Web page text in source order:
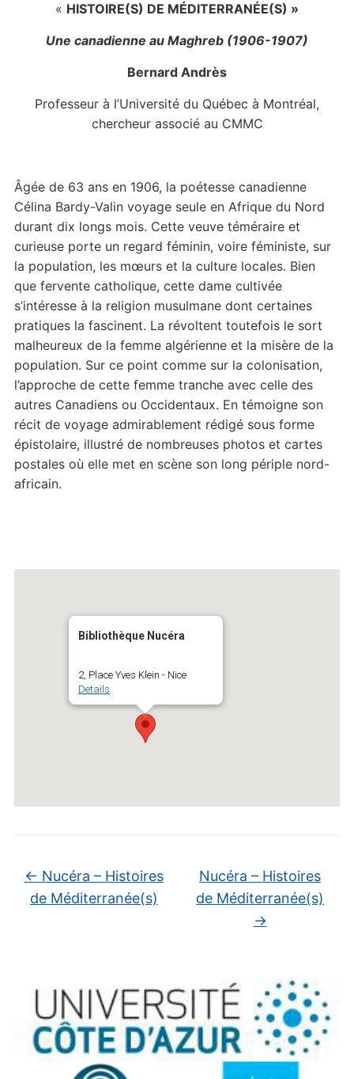
« HISTOIRE(S) DE MÉDITERRANÉE(S) »
Une canadienne au Maghreb (1906-1907)
Bernard Andrès
Professeur à l’Université du Québec à Montréal,
chercheur associé au CMMC
Âgée de 63 ans en 1906, la poétesse canadienne
Célina Bardy-Valin voyage seule en Afrique du Nord
durant dix longs mois. Cette veuve téméraire et
curieuse porte un regard féminin, voire féministe, sur
la population, les mœurs et la culture locales. Bien
que fervente catholique, cette dame cultivée
s’intéresse à la religion musulmane dont certaines
pratiques la fascinent. La révoltent toutefois le sort
malheureux de la femme algérienne et la misère de la
population. Sur ce point comme sur la colonisation,
l’approche de cette femme tranche avec celle des
autres Canadiens ou Occidentaux. En témoigne son
récit de voyage admirablement rédigé sous forme
épistolaire, illustré de nombreuses photos et cartes
postales où elle met en scène son long périple nord-
africain.
Bibliothèque Nucéra
2, Place Yves Klein - Nice
Details
← Nucéra – Histoires
de Méditerranée(s)
Nucéra – Histoires
de Méditerranée(s)
→